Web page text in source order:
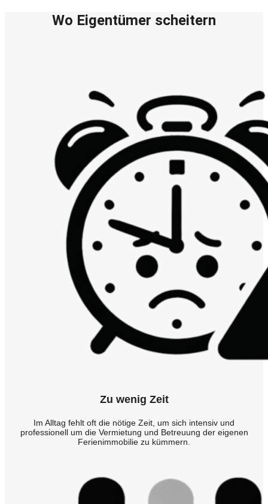
Wo Eigentümer scheitern
Zu wenig Zeit
Im Alltag fehlt oft die nötige Zeit, um sich intensiv und
professionell um die Vermietung und Betreuung der eigenen
Ferienimmobilie zu kümmern.